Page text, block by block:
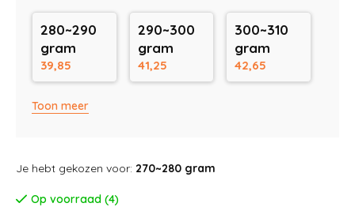
280~290
gram
39,85
290~300
gram
41,25
300~310
gram
42,65
Toon meer
Je hebt gekozen voor: 270~280 gram
Op voorraad (4)